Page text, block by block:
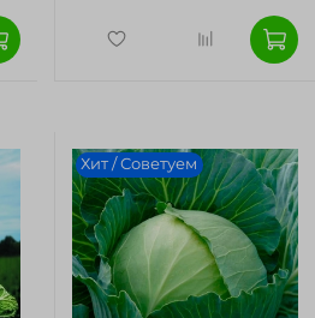
Хит / Советуем